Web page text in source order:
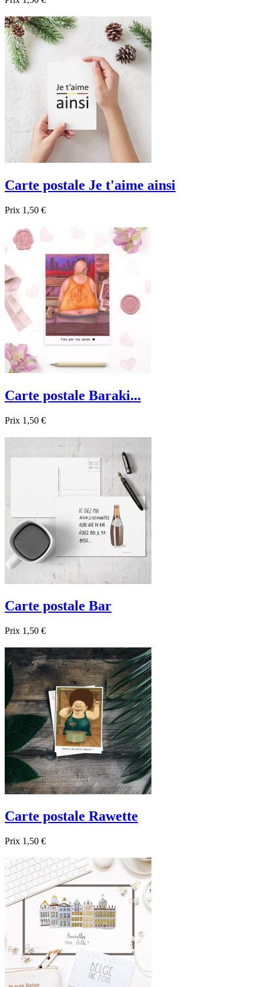
Aperçu rapide
Carte postale Je t'aime ainsi
Prix 1,50 €
Aperçu rapide
Carte postale Baraki...
Prix 1,50 €
Aperçu rapide
Carte postale Bar
Prix 1,50 €
Aperçu rapide
Carte postale Rawette
Prix 1,50 €
Aperçu rapide